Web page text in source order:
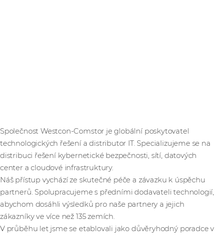
Společnost Westcon-Comstor je globální poskytovatel
technologických řešení a distributor IT. Specializujeme se na
distribuci řešení kybernetické bezpečnosti, sítí, datových
center a cloudové infrastruktury.
Náš přístup vychází ze skutečné péče a závazku k úspěchu
partnerů. Spolupracujeme s předními dodavateli technologií,
abychom dosáhli výsledků pro naše partnery a jejich
zákazníky ve více než 135 zemích.
V průběhu let jsme se etablovali jako důvěryhodný poradce v